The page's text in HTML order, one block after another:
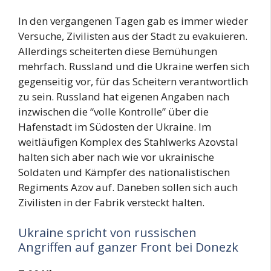
In den vergangenen Tagen gab es immer wieder
Versuche, Zivilisten aus der Stadt zu evakuieren.
Allerdings scheiterten diese Bemühungen
mehrfach. Russland und die Ukraine werfen sich
gegenseitig vor, für das Scheitern verantwortlich
zu sein. Russland hat eigenen Angaben nach
inzwischen die “volle Kontrolle” über die
Hafenstadt im Südosten der Ukraine. Im
weitläufigen Komplex des Stahlwerks Azovstal
halten sich aber nach wie vor ukrainische
Soldaten und Kämpfer des nationalistischen
Regiments Azov auf. Daneben sollen sich auch
Zivilisten in der Fabrik versteckt halten.
Ukraine spricht von russischen
Angriffen auf ganzer Front bei Donezk